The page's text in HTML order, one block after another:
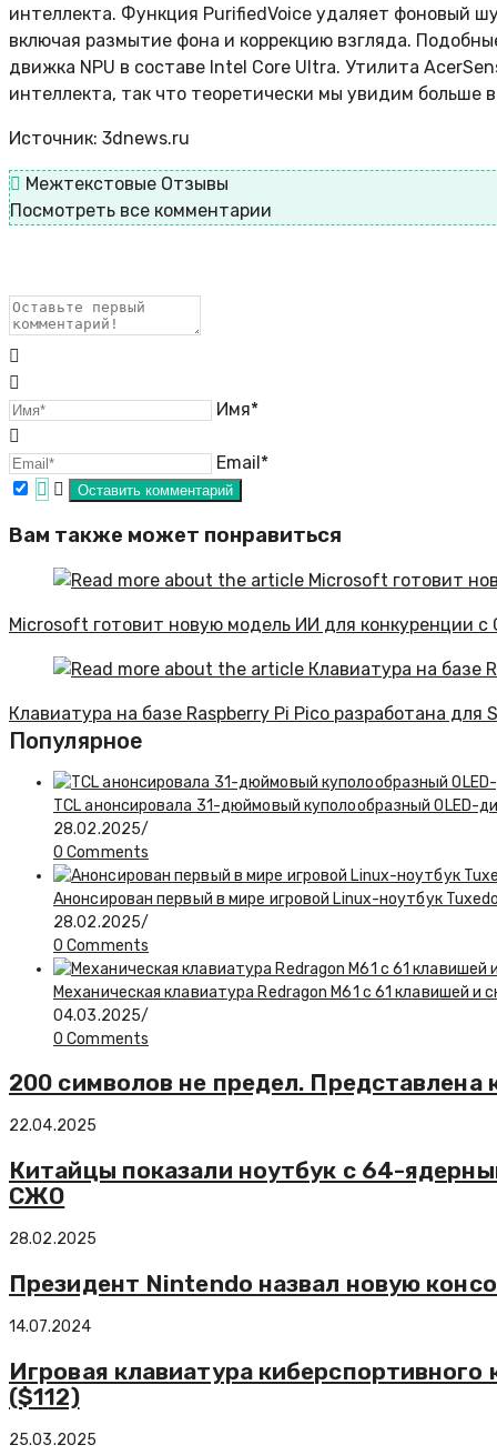
интеллекта. Функция PurifiedVoice удаляет фоновый
включая размытие фона и коррекцию взгляда.
движка NPU в составе Intel Core Ultra. Утилита
интеллекта, так что теоретически мы увидим больше
Источник: 3dnews.ru
Межтекстовые Отзывы
Посмотреть все комментарии
Имя*
Email*
Вам также может понравиться
Microsoft готовит новую модель ИИ для конкуренции с
Клавиатура на базе Raspberry Pi Pico разработана для
Популярное
TCL анонсировала 31-дюймовый куполообразный OLED-
28.02.2025/
0 Comments
Анонсирован первый в мире игровой Linux-ноутбук
28.02.2025/
0 Comments
Механическая клавиатура Redragon M61 с 61 клавишей
04.03.2025/
0 Comments
200 символов не предел.
22.04.2025
Китайцы показали ноутбук с 64-
СЖО
28.02.2025
Президент Nintendo назвал новую
14.07.2024
Игровая клавиатура
($112)
25.03.2025